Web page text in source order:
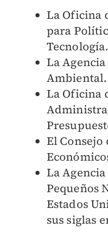
La Oficina
para
Tecnología.
La
Ambiental.
La Oficina
El Consejo
La
Pequeños
Estados
sus siglas